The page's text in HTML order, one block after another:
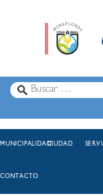
MUNICIPALIDADCIUDAD
CONTACTO